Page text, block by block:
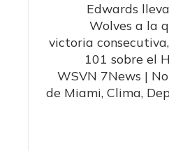
Edwards
Wolves a la
victoria
101 sobre el
WSVN 7News |
de Miami, Clima,